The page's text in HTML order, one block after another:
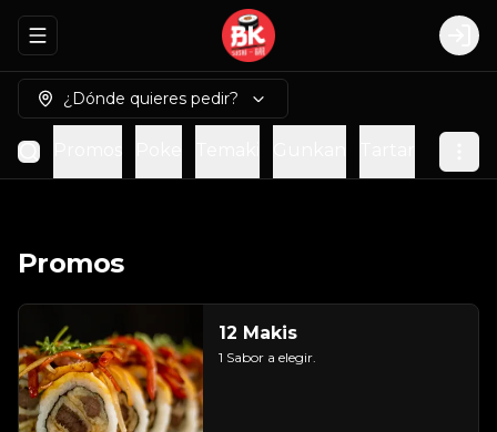
Abrir menu de navegación
¿Dónde quieres pedir?
Promos
12 Makis
1 Sabor a elegir.